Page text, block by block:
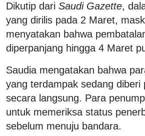
Dikutip dari Saudi Gazette,
yang dirilis pada 2 Maret,
menyatakan bahwa
diperpanjang hingga 4 Maret
Saudia mengatakan bahwa
yang terdampak sedang diberi
secara langsung. Para
untuk memeriksa status
sebelum menuju bandara.